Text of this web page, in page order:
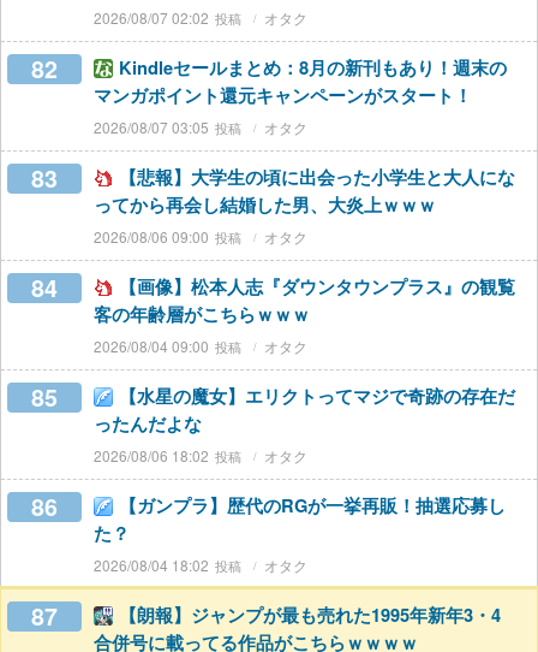
2026/08/07 02:02 オタク
82
Kindleセールまとめ：8月の新刊もあり！週末の
マンガポイント還元キャンペーンがスタート！
2026/08/07 03:05 オタク
83
【悲報】大学生の頃に出会った小学生と大人にな
ってから再会し結婚した男、大炎上ｗｗｗ
2026/08/06 09:00 オタク
84
【画像】松本人志『ダウンタウンプラス』の観覧
客の年齢層がこちらｗｗｗ
2026/08/04 09:00 オタク
85
【水星の魔女】エリクトってマジで奇跡の存在だ
ったんだよな
2026/08/06 18:02 オタク
86
【ガンプラ】歴代のRGが一挙再販！抽選応募し
た？
2026/08/04 18:02 オタク
87
【朗報】ジャンプが最も売れた1995年新年3・4
合併号に載ってる作品がこちらｗｗｗｗ